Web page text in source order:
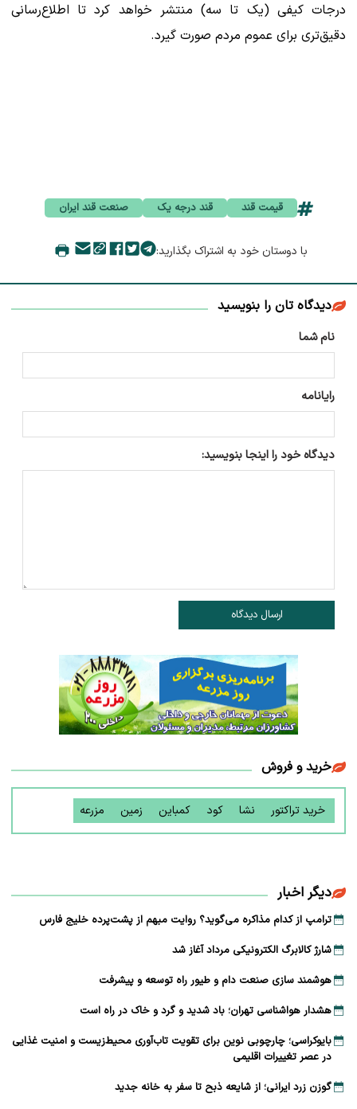
درجات کیفی (یک تا سه) منتشر خواهد کرد تا اطلاع‌رسانی
دقیق‌تری برای عموم مردم صورت گیرد.
قیمت قند قند درجه یک صنعت قند ایران
با دوستان خود به اشتراک بگذارید:
دیدگاه تان را بنویسید
نام شما
رایانامه
دیدگاه خود را اینجا بنویسید:
ارسال دیدگاه
خرید و فروش
خرید تراکتور نشا کود کمباین زمین مزرعه
دیگر اخبار
ترامپ از کدام مذاکره می‌گوید؟ روایت مبهم از پشت‌پرده خلیج فارس
شارژ کالابرگ الکترونیکی مرداد آغاز شد
هوشمند سازی صنعت دام و طیور راه توسعه و پیشرفت
هشدار هواشناسی تهران؛ باد شدید و گرد و خاک در راه است
بایوکراسی؛ چارچوبی نوین برای تقویت تاب‌آوری محیط‌زیست و امنیت غذایی
در عصر تغییرات اقلیمی
گوزن زرد ایرانی؛ از شایعه ذبح تا سفر به خانه جدید